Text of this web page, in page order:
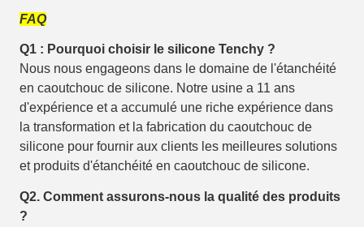
FAQ
Q1 : Pourquoi choisir le silicone Tenchy ?
Nous nous engageons dans le domaine de l'étanchéité
en caoutchouc de silicone. Notre usine a 11 ans
d'expérience et a accumulé une riche expérience dans
la transformation et la fabrication du caoutchouc de
silicone pour fournir aux clients les meilleures solutions
et produits d'étanchéité en caoutchouc de silicone.
Q2. Comment assurons-nous la qualité des produits
?